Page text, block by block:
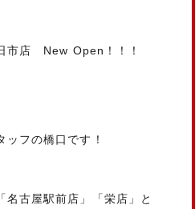
市店 New Open！！！
フの橋口です！
古屋駅前店」「栄店」と